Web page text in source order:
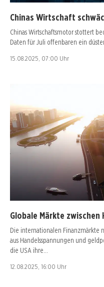
Chinas Wirtschaft
Chinas Wirtschaftsmotor stottert
Daten für Juli offenbaren ein
15.08.2025, 07:00 Uhr
Globale Märkte zwischen
Die internationalen Finanzmärkte
aus Handelsspannungen und
die USA ihre…
12.08.2025, 16:00 Uhr